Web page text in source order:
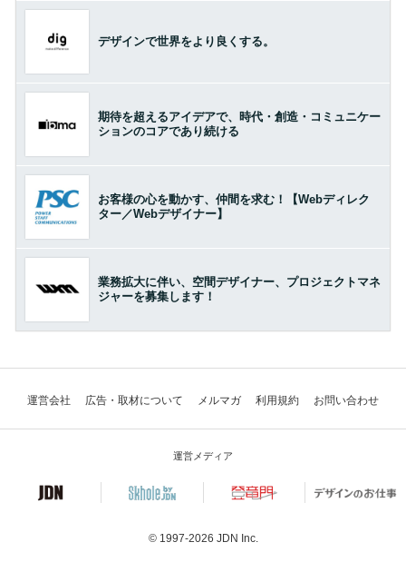
デザインで世界をより良くする。
期待を超えるアイデアで、時代・創造・コミュニケー
ションのコアであり続ける
お客様の心を動かす、仲間を求む！【Webディレク
ター／Webデザイナー】
業務拡大に伴い、空間デザイナー、プロジェクトマネ
ジャーを募集します！
運営会社 広告・取材について メルマガ 利用規約 お問い合わせ
運営メディア
© 1997-2026 JDN Inc.